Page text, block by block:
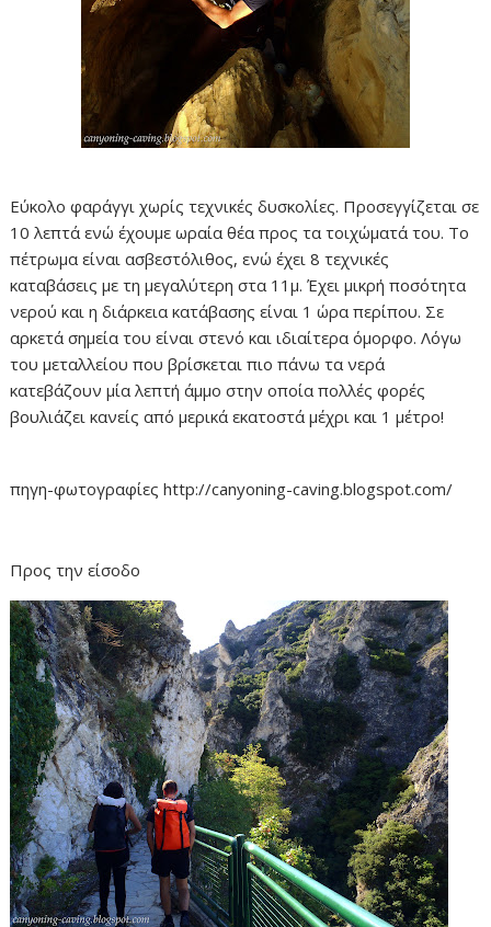
Εύκολο φαράγγι χωρίς τεχνικές δυσκολίες. Προσεγγίζεται σε
10 λεπτά ενώ έχουμε ωραία θέα προς τα τοιχώματά του. Το
πέτρωμα είναι ασβεστόλιθος, ενώ έχει 8 τεχνικές
καταβάσεις με τη μεγαλύτερη στα 11μ. Έχει μικρή ποσότητα
νερού και η διάρκεια κατάβασης είναι 1 ώρα περίπου. Σε
αρκετά σημεία του είναι στενό και ιδιαίτερα όμορφο. Λόγω
του μεταλλείου που βρίσκεται πιο πάνω τα νερά
κατεβάζουν μία λεπτή άμμο στην οποία πολλές φορές
βουλιάζει κανείς από μερικά εκατοστά μέχρι και 1 μέτρο!
πηγη-φωτογραφίες http://canyoning-caving.blogspot.com/
Προς την είσοδο